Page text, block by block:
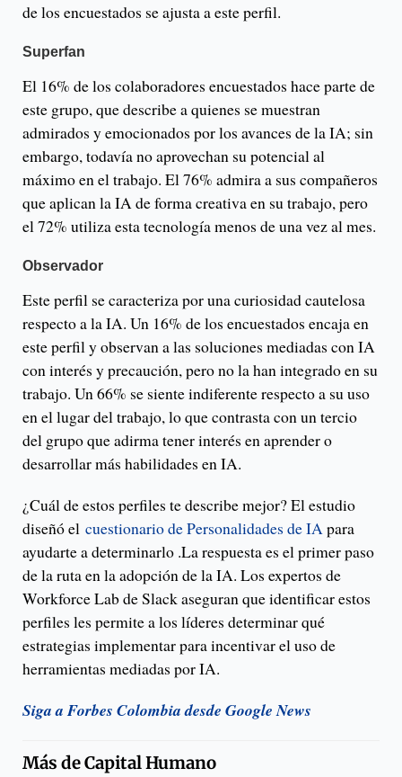
de los encuestados se ajusta a este perfil.
Superfan
El 16% de los colaboradores encuestados hace parte de
este grupo, que describe a quienes se muestran
admirados y emocionados por los avances de la IA; sin
embargo, todavía no aprovechan su potencial al
máximo en el trabajo. El 76% admira a sus compañeros
que aplican la IA de forma creativa en su trabajo, pero
el 72% utiliza esta tecnología menos de una vez al mes.
Observador
Este perfil se caracteriza por una curiosidad cautelosa
respecto a la IA. Un 16% de los encuestados encaja en
este perfil y observan a las soluciones mediadas con IA
con interés y precaución, pero no la han integrado en su
trabajo. Un 66% se siente indiferente respecto a su uso
en el lugar del trabajo, lo que contrasta con un tercio
del grupo que adirma tener interés en aprender o
desarrollar más habilidades en IA.
¿Cuál de estos perfiles te describe mejor? El estudio
diseñó el cuestionario de Personalidades de IApara
ayudarte a determinarlo .La respuesta es el primer paso
de la ruta en la adopción de la IA. Los expertos de
Workforce Lab de Slack aseguran que identificar estos
perfiles les permite a los líderes determinar qué
estrategias implementar para incentivar el uso de
herramientas mediadas por IA.
Siga a Forbes Colombia desde Google News
Más deCapital Humano